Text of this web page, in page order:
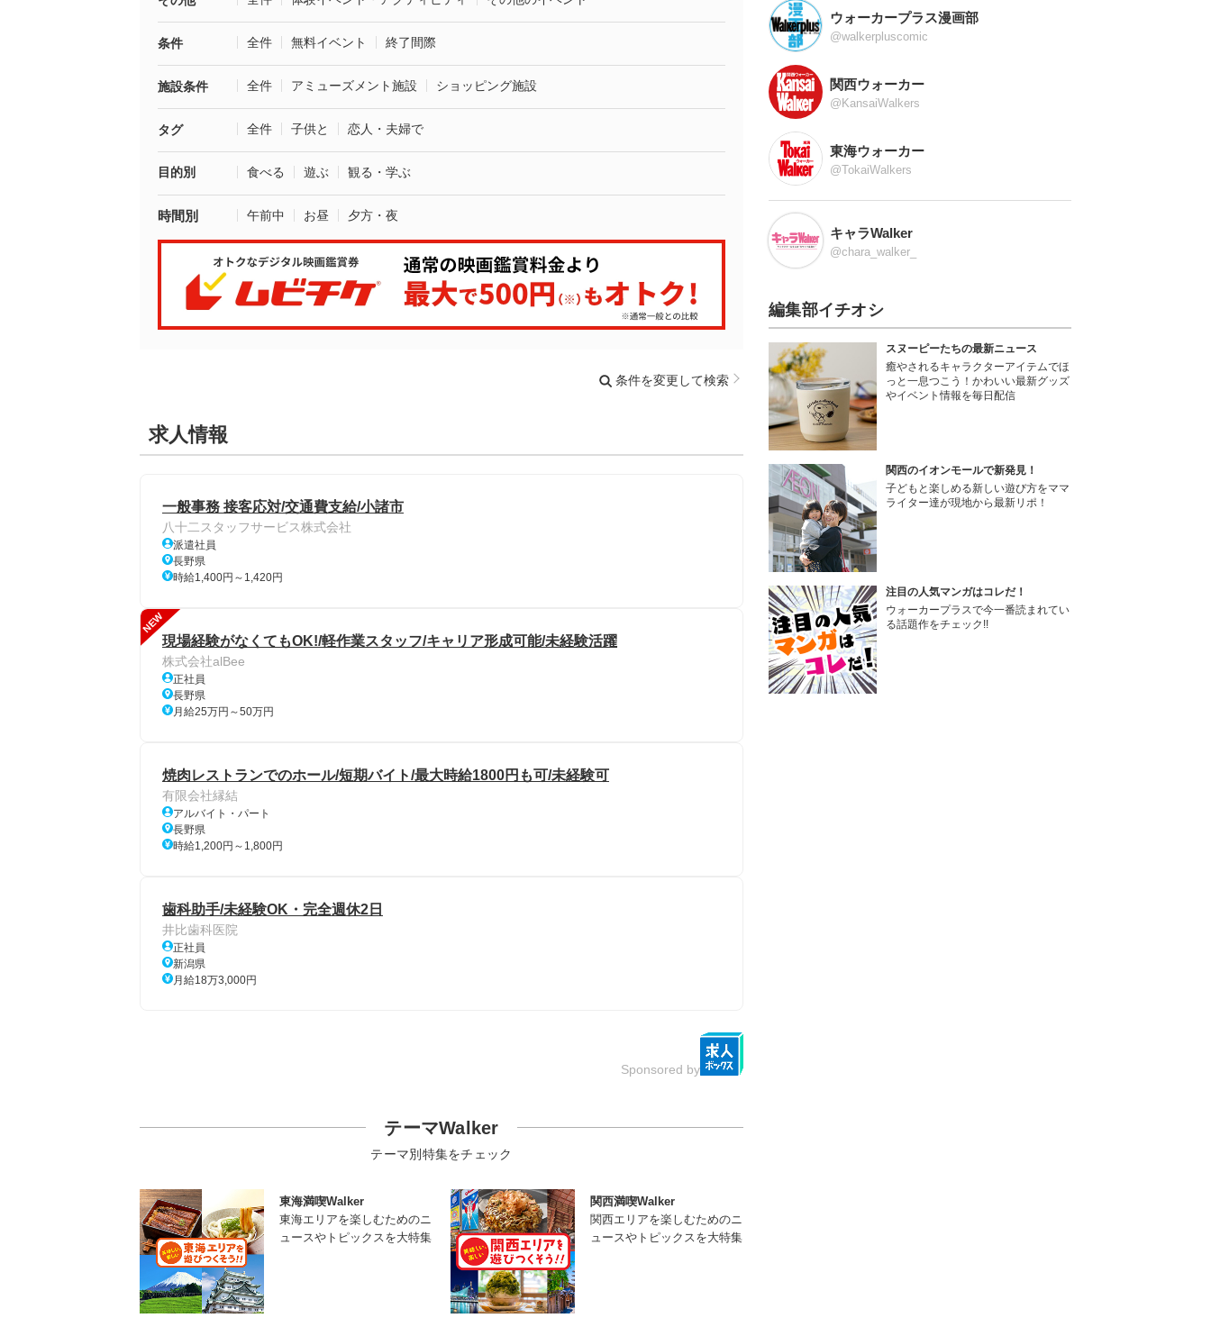
条件 全件 無料イベント 終了間際
施設条件 全件 アミューズメント施設 ショッピング施設
タグ 全件 子供と 恋人・夫婦で
目的別 食べる 遊ぶ 観る・学ぶ
時間別 午前中 お昼 夕方・夜
条件を変更して検索
求人情報
一般事務 接客応対/交通費支給/小諸市
八十二スタッフサービス株式会社
派遣社員
長野県
時給1,400円～1,420円
NEW
現場経験がなくてもOK!/軽作業スタッフ/キャリア形成可能/未経験活躍
株式会社alBee
正社員
長野県
月給25万円～50万円
焼肉レストランでのホール/短期バイト/最大時給1800円も可/未経験可
有限会社縁結
アルバイト・パート
長野県
時給1,200円～1,800円
歯科助手/未経験OK・完全週休2日
井比歯科医院
正社員
新潟県
月給18万3,000円
Sponsored by
テーマWalker
テーマ別特集をチェック
東海満喫Walker
東海エリアを楽しむためのニ
ュースやトピックスを大特集
関西満喫Walker
関西エリアを楽しむためのニ
ュースやトピックスを大特集
ウォーカープラス漫画部
@walkerpluscomic
関西ウォーカー
@KansaiWalkers
東海ウォーカー
@TokaiWalkers
キャラWalker
@chara_walker_
編集部イチオシ
スヌーピーたちの最新ニュース
癒やされるキャラクターアイテムでほ
っと一息つこう！かわいい最新グッズ
やイベント情報を毎日配信
関西のイオンモールで新発見！
子どもと楽しめる新しい遊び方をママ
ライター達が現地から最新リポ！
注目の人気マンガはコレだ！
ウォーカープラスで今一番読まれてい
る話題作をチェック!!